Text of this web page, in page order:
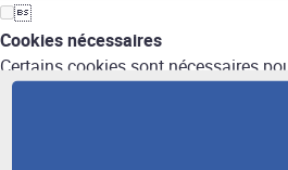

Cookies nécessaires
Certains cookies sont nécessaires
fonctionnalités de base. Le site ne